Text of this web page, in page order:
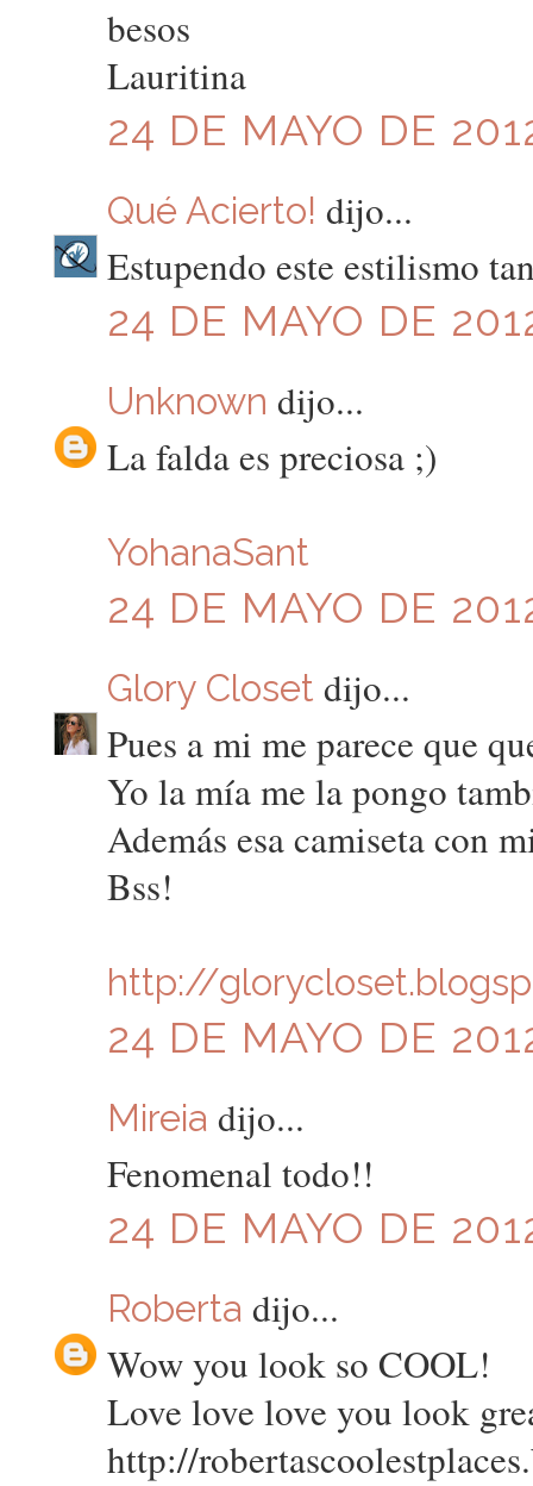
besos
Lauritina
24 DE MAYO DE
Qué Acierto! dijo...
Estupendo este estilismo
24 DE MAYO DE
Unknown dijo...
La falda es preciosa ;)
YohanaSant
24 DE MAYO DE
Glory Closet dijo...
Pues a mi me parece que
Yo la mía me la pongo
Además esa camiseta con
Bss!
http://
24 DE MAYO DE
Mireia dijo...
Fenomenal todo!!
24 DE MAYO DE
Roberta dijo...
Wow you look so COOL!
Love love love you look
http://